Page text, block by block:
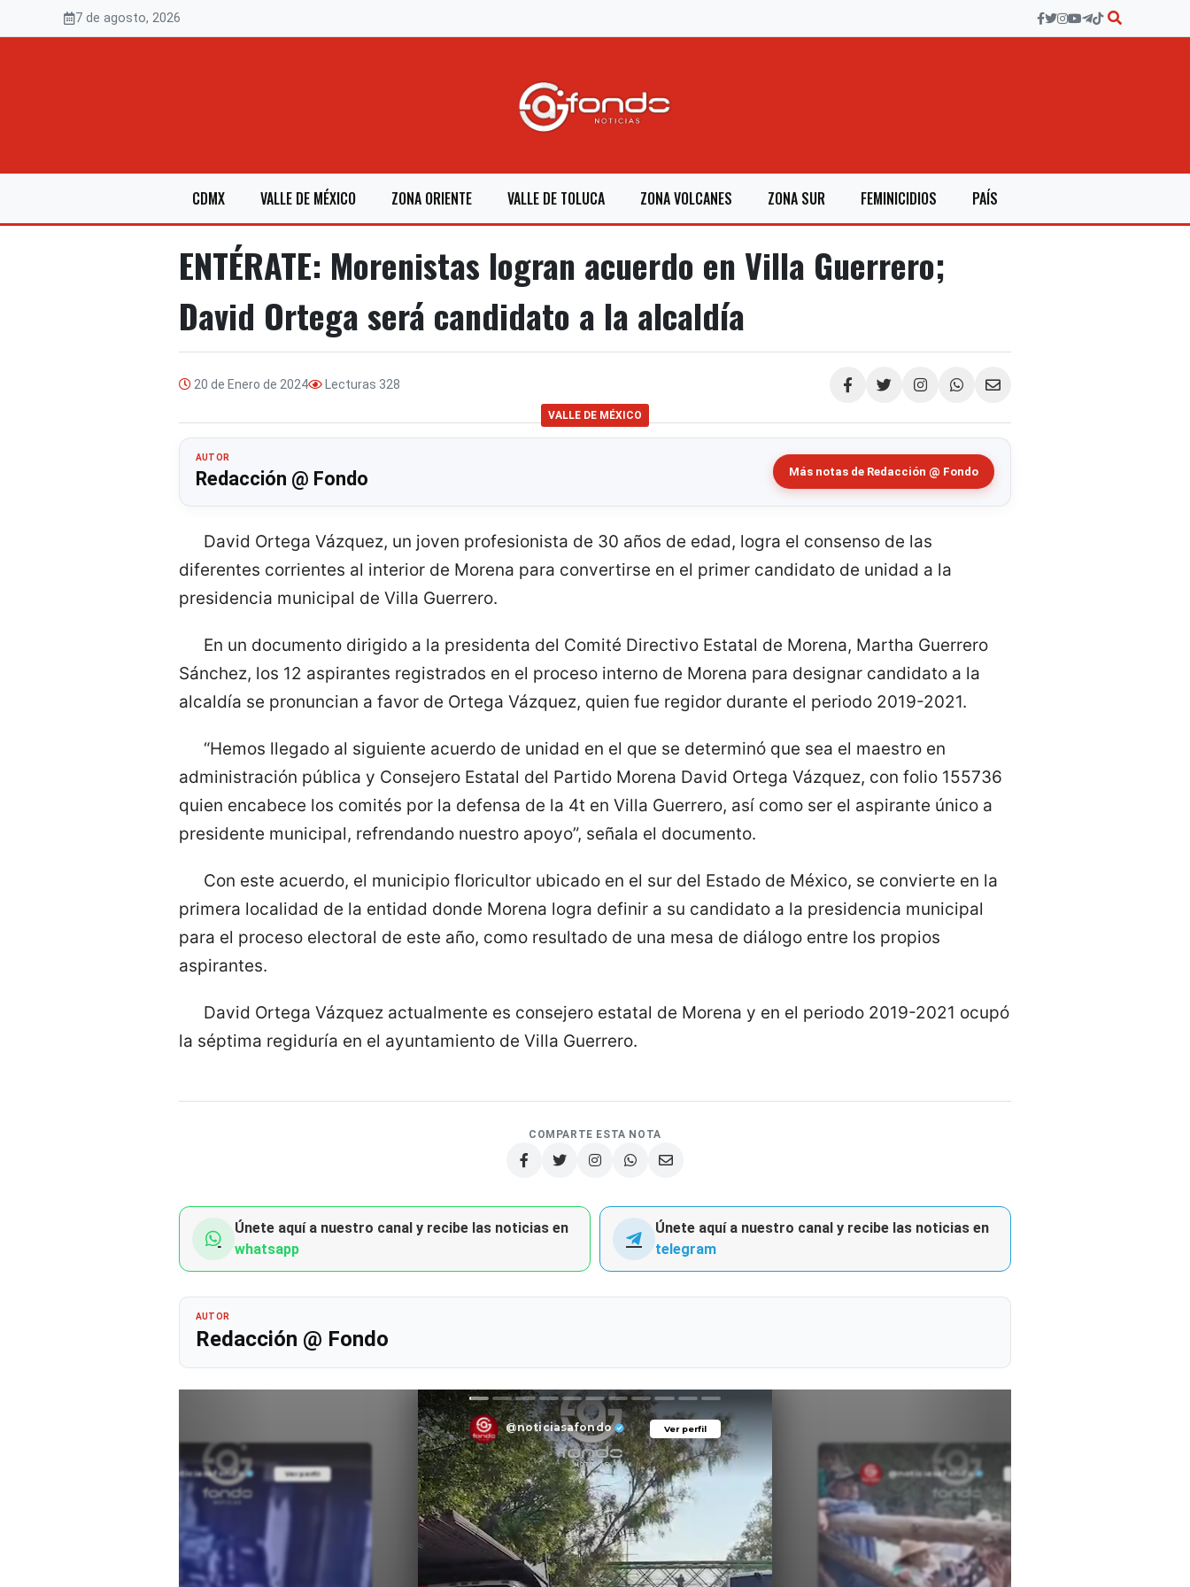
7 de agosto, 2026
CDMX VALLE DE MÉXICO ZONA ORIENTE VALLE DE TOLUCA ZONA VOLCANES ZONA SUR FEMINICIDIOS PAÍS
ENTÉRATE: Morenistas logran acuerdo en Villa Guerrero;
David Ortega será candidato a la alcaldía
20 de Enero de 2024 Lecturas 328
Compartir
VALLE DE MÉXICO
AUTOR
Redacción @ Fondo Más notas de Redacción @ Fondo
David Ortega Vázquez, un joven profesionista de 30 años de edad, logra el consenso de las
diferentes corrientes al interior de Morena para convertirse en el primer candidato de unidad a la
presidencia municipal de Villa Guerrero.
En un documento dirigido a la presidenta del Comité Directivo Estatal de Morena, Martha Guerrero
Sánchez, los 12 aspirantes registrados en el proceso interno de Morena para designar candidato a la
alcaldía se pronuncian a favor de Ortega Vázquez, quien fue regidor durante el periodo 2019-2021.
“Hemos llegado al siguiente acuerdo de unidad en el que se determinó que sea el maestro en
administración pública y Consejero Estatal del Partido Morena David Ortega Vázquez, con folio 155736
quien encabece los comités por la defensa de la 4t en Villa Guerrero, así como ser el aspirante único a
presidente municipal, refrendando nuestro apoyo”, señala el documento.
Con este acuerdo, el municipio floricultor ubicado en el sur del Estado de México, se convierte en la
primera localidad de la entidad donde Morena logra definir a su candidato a la presidencia municipal
para el proceso electoral de este año, como resultado de una mesa de diálogo entre los propios
aspirantes.
David Ortega Vázquez actualmente es consejero estatal de Morena y en el periodo 2019-2021 ocupó
la séptima regiduría en el ayuntamiento de Villa Guerrero.
COMPARTE ESTA NOTA
Únete aquí a nuestro canal y recibe las noticias en
whatsapp
Únete aquí a nuestro canal y recibe las noticias en
telegram
AUTOR
Redacción @ Fondo
Ver perfil
@noticiasafondo Ver perfil
@noticiasafondo
Ver perfil
@noticiasafondo Ver perfil